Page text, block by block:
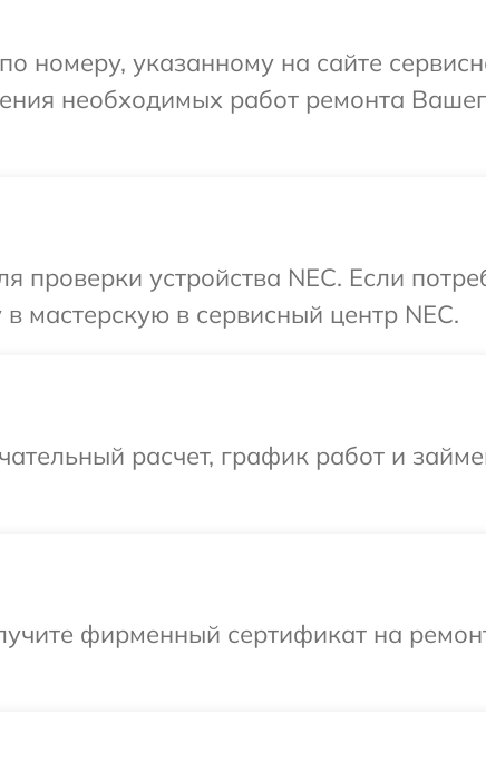
номеру, указанному на сайте
необходимых работ ремонта
устройства NEC. Если
мастерскую в сервисный центр NEC.
расчет, график работ и
фирменный сертификат на